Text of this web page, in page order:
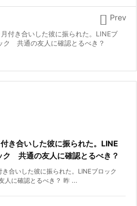
付き合いした彼に振られた。LINEブ
ク 共通の友人に確認とるべき？
 Prev
き合いした彼に振られた。LINE
ク 共通の友人に確認とるべき？
き合いした彼に振られた。LINEブロック
人に確認とるべき？ 昨 ...